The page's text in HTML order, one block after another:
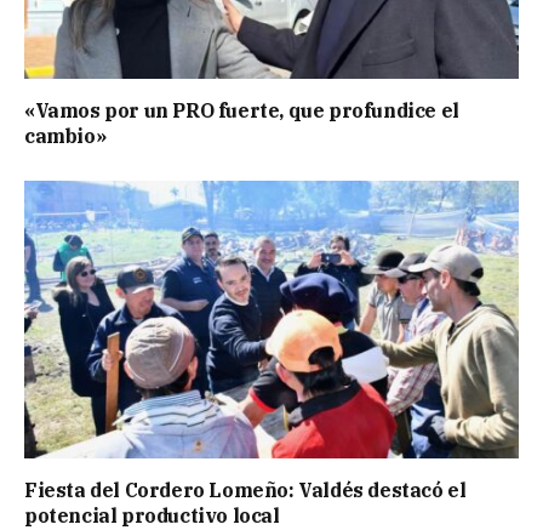
«Vamos por un PRO fuerte, que profundice el
cambio»
Fiesta del Cordero Lomeño: Valdés destacó el
potencial productivo local